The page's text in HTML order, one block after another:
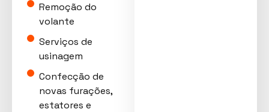
Remoção do
volante
Serviços de
usinagem
Confecção de
novas furações,
estatores e